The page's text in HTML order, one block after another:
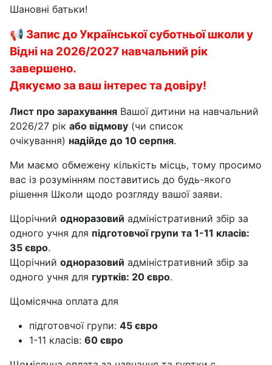
Шановні батьки!
📢 Запис до Української суботньої школи у
Відні на 2026/2027 навчальний рік
завершено.
Дякуємо за ваш інтерес та довіру!
Лист про зарахування Вашої дитини на навчальний
2026/27 рік або відмову (чи список
очікування) надійде до 10 серпня.
Ми маємо обмежену кількість місць, тому просимо
вас із розумінням поставитись до будь-якого
рішення Школи щодо розгляду вашої заяви.
Щорічний одноразовий адміністративний збір за
одного учня для підготовчої групи та 1-11 класів:
35 євро.
Щорічний одноразовий адміністративний збір за
одного учня для гуртків: 20 євро.
Щомісячна оплата для
підготовчої групи: 45 євро
1-11 класів: 60 євро